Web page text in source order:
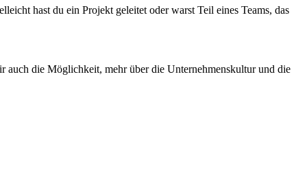
hast du ein Projekt geleitet oder warst Teil eines Teams, das
auch die Möglichkeit, mehr über die Unternehmenskultur und die